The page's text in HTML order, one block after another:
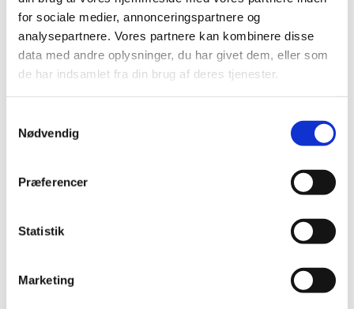
for sociale medier, annonceringspartnere og
analysepartnere. Vores partnere kan kombinere disse
data med andre oplysninger, du har givet dem, eller som
de har indsamlet fra din brug af deres tjenester.
Nødvendig
Præferencer
Statistik
Marketing
Hæklenåle
kr.75,00
Christian Winthers Vej 2
+45 31382404